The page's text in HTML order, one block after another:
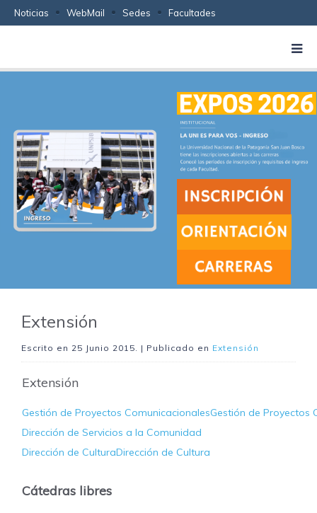
Noticias WebMail Sedes Facultades
Extensión
Escrito en 25 Junio 2015. | Publicado en Extensión
Extensión
Gestión de Proyectos ComunicacionalesGestión de Proyectos
Dirección de Servicios a la Comunidad
Dirección de CulturaDirección de Cultura
Cátedras libres